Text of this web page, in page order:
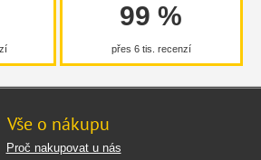
99 %
přes 6 tis. recenzí
Vše o nákupu
Proč nakupovat u nás